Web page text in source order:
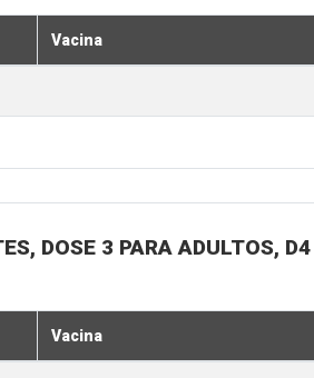
Vacina
DOSE 3 PARA ADULTOS,
Vacina